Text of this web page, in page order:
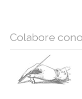
Colabore